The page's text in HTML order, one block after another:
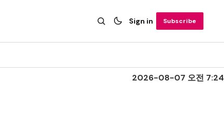
Sign in Subscribe
2026-08-07 오전 7:24